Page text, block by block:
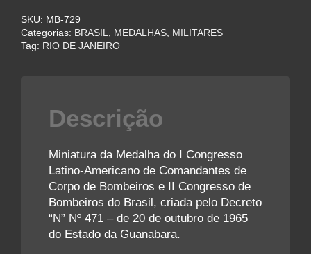
Latino-
Americano
de
quantidade
SKU: MB-729
Categorias: BRASIL MEDALHAS
MILITARES
Tag: RIO DE JANEIRO
Descrição
Miniatura da Medalha do I Congresso
Latino-Americano de Comandantes de
Corpo de Bombeiros e II Congresso de
Bombeiros do Brasil, criada pelo Decreto
“N” Nº 471 – de 20 de outubro de 1965
do Estado da Guanabara.